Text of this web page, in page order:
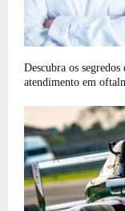
Descubra os
atendimento em